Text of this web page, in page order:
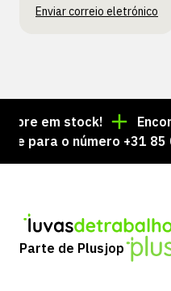
Enviar correio eletrónico
em stock!
o número +31 85
Parte de Plusjop